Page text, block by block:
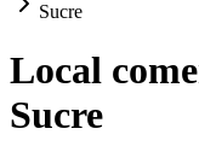
Sucre
Local
Sucre